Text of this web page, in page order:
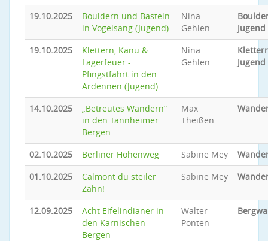
19.10.2025
Bouldern und Basteln
in Vogelsang (Jugend)
Nina
Gehlen
Jugend
19.10.2025
Klettern, Kanu &
Lagerfeuer -
Pfingstfahrt in den
Ardennen (Jugend)
Nina
Gehlen
Jugend
14.10.2025
„Betreutes Wandern“
in den Tannheimer
Bergen
Max
Theißen
02.10.2025 Berliner Höhenweg Sabine Mey
01.10.2025
Calmont du steiler
Zahn!
Sabine Mey
12.09.2025
Acht Eifelindianer in
den Karnischen
Bergen
Walter
Ponten